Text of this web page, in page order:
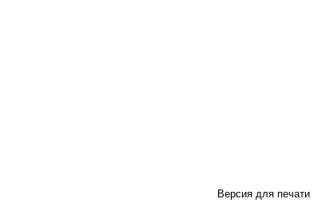
Версия для печати |